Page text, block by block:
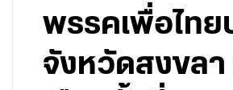
พรรคเพื่อไทย
จังหวัดสงขลา